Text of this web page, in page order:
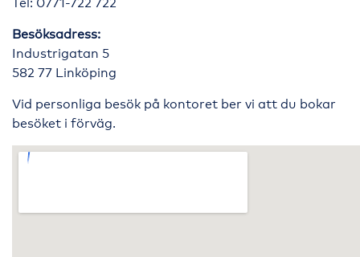
Besöksadress:
Industrigatan 5
582 77 Linköping
Vid personliga besök på kontoret ber vi att du bokar
besöket i förväg.